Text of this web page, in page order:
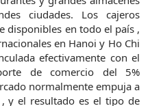
ciudades. Los cajeros
disponibles en todo el país ,
en Hanoi y Ho Chi
efectivamente con el
de comercio del 5%
normalmente empuja a
y el resultado es el tipo de